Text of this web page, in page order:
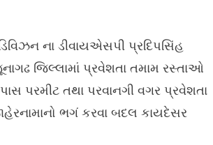
ના ડીવાયએસપી પ્રદિપસિંહ
જિલ્લામાં પ્રવેશતા તમામ રસ્તાઓ
પરમીટ તથા પરવાનગી વગર પ્રવેશતા
ભગં કરવા બદલ કાયદેસર